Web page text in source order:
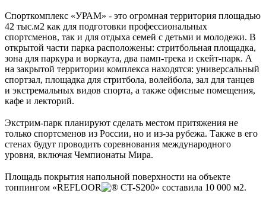
Спорткомплекс «УРАМ» - это огромная территория площадью
42 тыс.м2 как для подготовки профессиональных
спортсменов, так и для отдыха семей с детьми и молодежи. В
открытой части парка расположены: стритбольная площадка,
зона для паркура и воркаута, два памп-трека и скейт-парк. А
на закрытой территории комплекса находятся: универсальный
спортзал, площадка для стритбола, волейбола, зал для танцев
и экстремальных видов спорта, а также офисные помещения,
кафе и лекторий.
Экстрим-парк планируют сделать местом притяжения не
только спортсменов из России, но и из-за рубежа. Также в его
стенах будут проводить соревнования международного
уровня, включая Чемпионаты Мира.
Площадь покрытия напольной поверхности на объекте
топпингом «REFLOOR
CT-S200» составила 10 000 м2.